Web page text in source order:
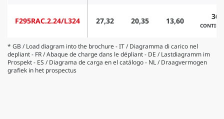
F295RAC.2.24/L324 27,32 20,35 13,60 360
* GB / Load diagram into the brochure - IT / Diagramma di carico nel
depliant - FR / Abaque de charge dans le dépliant - DE / Lastdiagramm im
Prospekt - ES / Diagrama de carga en el catálogo - NL / Draagvermogen
grafiek in het prospectus